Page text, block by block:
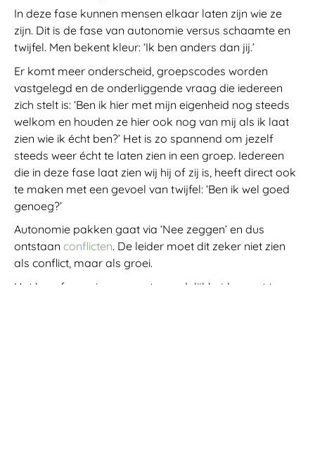
In deze fase kunnen mensen elkaar laten zijn wie ze
zijn. Dit is de fase van autonomie versus schaamte en
twijfel. Men bekent kleur: ‘Ik ben anders dan jij.’
Er komt meer onderscheid, groepscodes worden
vastgelegd en de onderliggende vraag die iedereen
zich stelt is: ‘Ben ik hier met mijn eigenheid nog steeds
welkom en houden ze hier ook nog van mij als ik laat
zien wie ik écht ben?’ Het is zo spannend om jezelf
steeds weer écht te laten zien in een groep. Iedereen
die in deze fase laat zien wij hij of zij is, heeft direct ook
te maken met een gevoel van twijfel: ‘Ben ik wel goed
genoeg?’
Autonomie pakken gaat via ‘Nee zeggen’ en dus
ontstaan conflicten. De leider moet dit zeker niet zien
als conflict, maar als groei.
Het besef van eigen verantwoordelijkheid neemt toe.